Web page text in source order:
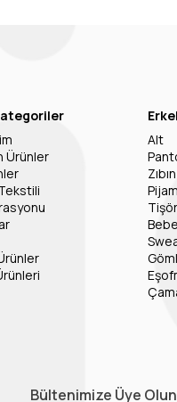
Ürünler
Alt
Bültenimize Üye